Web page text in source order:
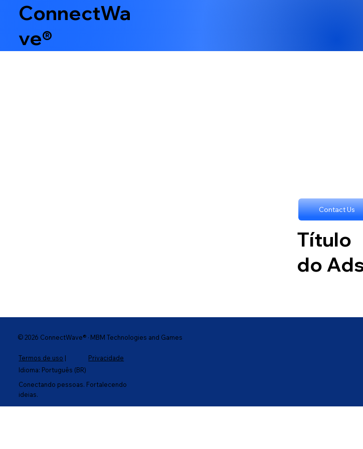
ConnectWa
ve®
Contact Us
Título
do
© 2026 ConnectWave® · MBM Technologies and Games
Termos de uso |
Idioma: Português (BR)
Privacidade
Conectando pessoas. Fortalecendo
ideias.